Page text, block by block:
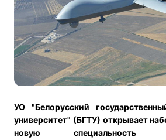
УО "Белорусский
университет" (БГТУ) открывает
новую специальность